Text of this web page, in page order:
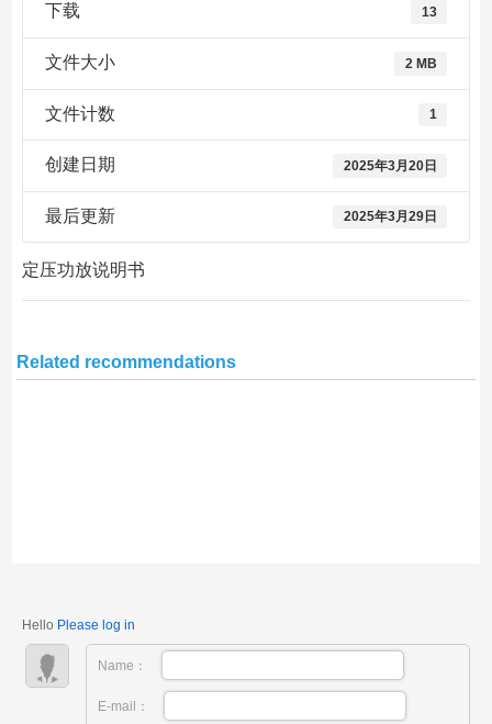
下载 13
文件大小 2 MB
文件计数 1
创建日期 2025年3月20日
最后更新 2025年3月29日
定压功放说明书
Related recommendations
Hello Please log in
Name：
E-mail：